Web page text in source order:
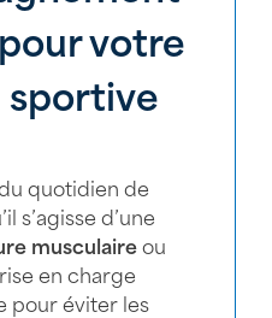
votre
sportive
quotidien de
s’agisse d’une
musculaireou
en charge
pour éviter les